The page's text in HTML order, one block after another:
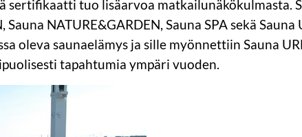
sertifikaatti tuo lisäarvoa matkailunäkökulmasta.
NATURE&GARDEN, Sauna SPA sekä
oleva saunaelämys ja sille myönnettiin Sauna
tapahtumia ympäri vuoden.